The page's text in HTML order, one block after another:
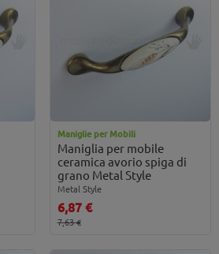
Maniglie per Mobili
Maniglia per mobile
ceramica avorio spiga di
grano Metal Style
Metal Style
6,87 €
7,63 €